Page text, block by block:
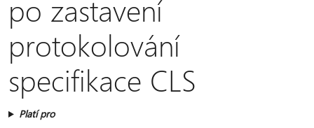
po zastavení
protokolování
specifikace CLS
Platí pro